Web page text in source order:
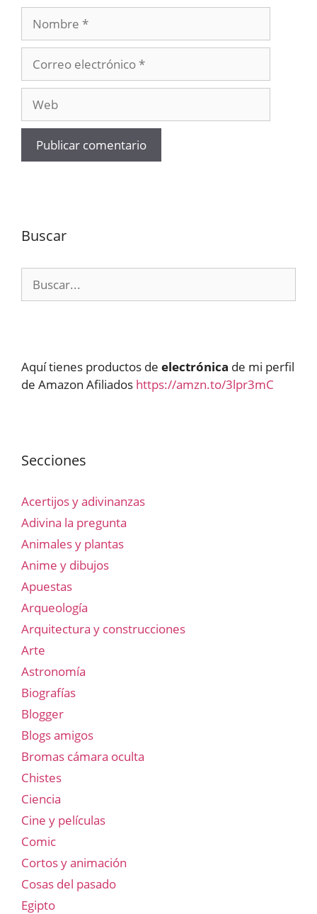
Nombre
electrónico
Buscar
Aquí tienes productos de electrónica de mi perfil
de Amazon Afiliados https://amzn.to/3lpr3mC
Secciones
Acertijos y adivinanzas
Adivina la pregunta
Animales y plantas
Anime y dibujos
Apuestas
Arqueología
Arquitectura y construcciones
Arte
Astronomía
Biografías
Blogger
Blogs amigos
Bromas cámara oculta
Chistes
Ciencia
Cine y películas
Comic
Cortos y animación
Cosas del pasado
Egipto